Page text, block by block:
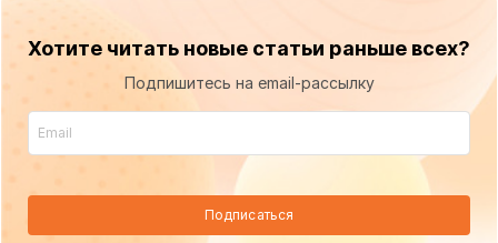
Хотите читать новые статьи раньше всех?
Подпишитесь на email-рассылку
Подписаться